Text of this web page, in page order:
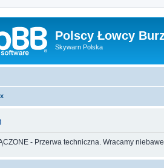
Polscy Łowcy
Skywarn Polska
- Przerwa techniczna. Wracamy